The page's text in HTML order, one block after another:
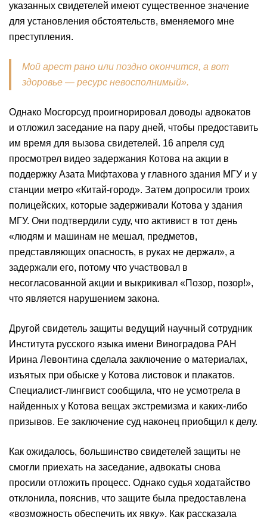
указанных свидетелей имеют существенное значение
для установления обстоятельств, вменяемого мне
преступления.
Мой арест рано или поздно окончится, а вот
здоровье — ресурс невосполнимый».
Однако Мосгорсуд проигнорировал доводы адвокатов
и отложил заседание на пару дней, чтобы предоставить
им время для вызова свидетелей. 16 апреля суд
просмотрел видео задержания Котова на акции в
поддержку Азата Мифтахова у главного здания МГУ и у
станции метро «Китай-город». Затем допросили троих
полицейских, которые задерживали Котова у здания
МГУ. Они подтвердили суду, что активист в тот день
«людям и машинам не мешал, предметов,
представляющих опасность, в руках не держал», а
задержали его, потому что участвовал в
несогласованной акции и выкрикивал «Позор, позор!»,
что является нарушением закона.
Другой свидетель защиты ведущий научный сотрудник
Института русского языка имени Виноградова РАН
Ирина Левонтина сделала заключение о материалах,
изъятых при обыске у Котова листовок и плакатов.
Специалист-лингвист сообщила, что не усмотрела в
найденных у Котова вещах экстремизма и каких-либо
призывов. Ее заключение суд наконец приобщил к делу.
Как ожидалось, большинство свидетелей защиты не
смогли приехать на заседание, адвокаты снова
просили отложить процесс. Однако судья ходатайство
отклонила, пояснив, что защите была предоставлена
«возможность обеспечить их явку». Как рассказала